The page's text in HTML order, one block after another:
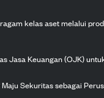
kelas aset melalui
Jasa Keuangan (OJK)
Sekuritas sebagai